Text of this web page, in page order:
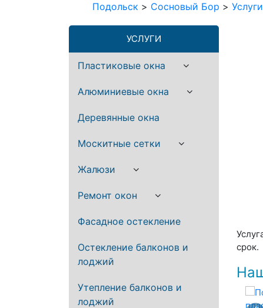
Подольск > Сосновый Бор > Услуги
УСЛУГИ
Пластиковые окна
Алюминиевые окна
Деревянные окна
Москитные сетки
Жалюзи
Ремонт окон
Фасадное остекление
Остекление балконов и
лоджий
Утепление балконов и
лоджий
срок.